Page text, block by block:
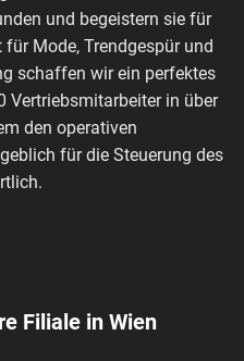
und begeistern sie für
Mode, Trendgespür und
schaffen wir ein perfektes
Vertriebsmitarbeiter in über
den operativen
für die Steuerung des
Filiale in Wien